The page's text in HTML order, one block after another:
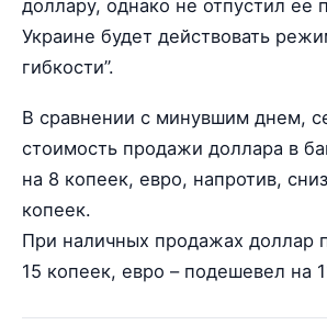
доллару, однако не отпустил ее
Украине будет действовать
гибкости”.
В сравнении с минувшим днем,
стоимость продажи доллара в
на 8 копеек, евро, напротив,
копеек.
При наличных продажах доллар
15 копеек, евро – подешевел на